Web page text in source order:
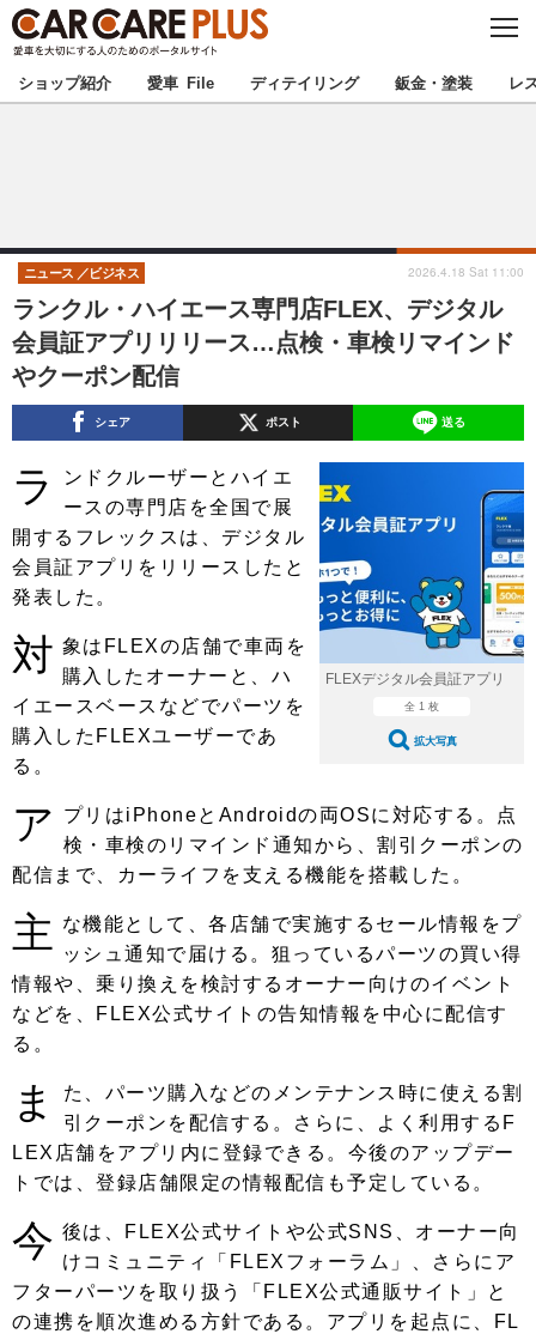
C
S
E
★カーケアプラス認定★ 厳選プロショップを地域から探す
甲信越 北陸
東海 関西
中国
九州 沖縄
注目の記事
ショップレポート
自動車豆知識 ストップ！不具合修理＆粗悪修理
鈑金・塗装
ディテイリング
ディテイリング 洗車
ヘッドライト磨き コーティング
フィルム・ラッピング
鈑金・塗装
小キズ直し
特集記事
ストップ 不具合修理＆粗悪修理
カーメーカー「旧車」関連プロジェ
クト
ショップ紹介
ショップレポート プロショップ検索
レストア
ェクト
インタビュー
イベント告知 イベントレポート
ショップ紹介 愛車 File ディテイリング 鈑金・塗装 レ
ランクル・ハイエース専門店FLEX、デジタル
会員証アプリリリース…点検・車検リマインド
やクーポン配信
ニュース ビジネス 2026.4.18 Sat 11:00
シェア ポスト 送る
FLEXデジタル会員証アプリ
全 1 枚
拡大写真
ラ
ンドクルーザーとハイエ
ースの専門店を全国で展
開するフレックスは、デジタル
会員証アプリをリリースしたと
発表した。
対 象はFLEXの店舗で車両を
購入したオーナーと、ハ
イエースベースなどでパーツを
購入したFLEXユーザーであ
る。
ア
プリはiPhoneとAndroidの両OSに対応する。点
検・車検のリマインド通知から、割引クーポンの
配信まで、カーライフを支える機能を搭載した。
主
な機能として、各店舗で実施するセール情報をプ
ッシュ通知で届ける。狙っているパーツの買い得
情報や、乗り換えを検討するオーナー向けのイベント
などを、FLEX公式サイトの告知情報を中心に配信す
る。
ま
た、パーツ購入などのメンテナンス時に使える割
引クーポンを配信する。さらに、よく利用するF
LEX店舗をアプリ内に登録できる。今後のアップデー
トでは、登録店舗限定の情報配信も予定している。
今 後は、FLEX公式サイトや公式SNS、オーナー向
けコミュニティ「FLEXフォーラム」、さらにア
フターパーツを取り扱う「FLEX公式通販サイト」と
の連携を順次進める方針である。アプリを起点に、FL